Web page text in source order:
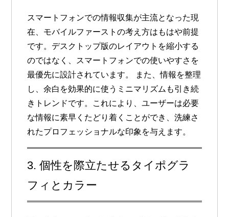
スマートフォンでの情報収集が主流となった現
在、 モバイルファーストの考え方はもはや前提
です。デスクトップ版のレイアウトを縮小する
のではなく、スマートフォンでの使いやすさを
最優先に設計されています。 また、情報を整理
し、余白を効果的に使う ミニマリズム も引き続
きトレンドです。これにより、ユーザーは必要
な情報に素早くたどり着くことができ、洗練さ
れたプロフェッショナルな印象を与えます。
3. 個性を際立たせるタイポグラ
フィとカラー